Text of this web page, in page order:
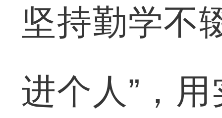
坚持勤学不
进个人”，